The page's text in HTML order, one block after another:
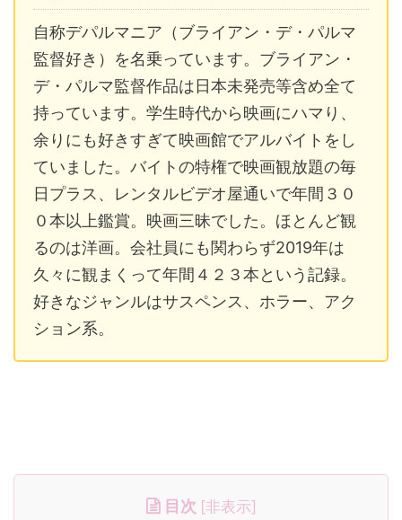
自称デパルマニア（ブライアン・デ・パルマ
監督好き）を名乗っています。ブライアン・
デ・パルマ監督作品は日本未発売等含め全て
持っています。学生時代から映画にハマり、
余りにも好きすぎて映画館でアルバイトをし
ていました。バイトの特権で映画観放題の毎
日プラス、レンタルビデオ屋通いで年間３０
０本以上鑑賞。映画三昧でした。ほとんど観
るのは洋画。会社員にも関わらず2019年は
久々に観まくって年間４２３本という記録。
好きなジャンルはサスペンス、ホラー、アク
ション系。
目次 [非表示]